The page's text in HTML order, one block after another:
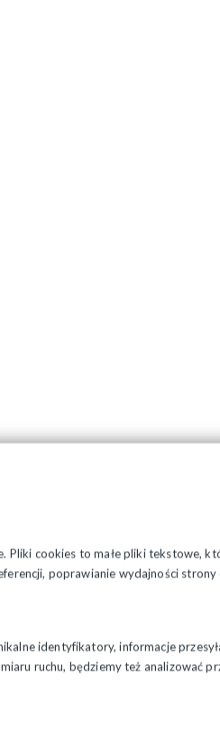
Pliki cookies to małe pliki tekstowe,
poprawianie wydajności
identyfikatory, informacje
ruchu, będziemy też analizować